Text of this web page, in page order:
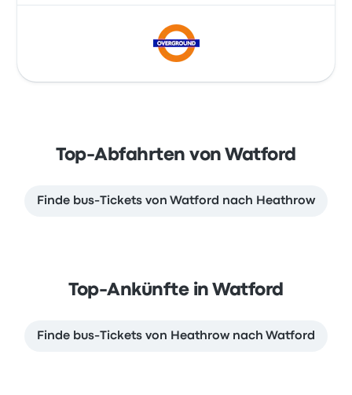
Top-Abfahrten von Watford
Finde bus-Tickets von Watford nach Heathrow
Top-Ankünfte in Watford
Finde bus-Tickets von Heathrow nach Watford